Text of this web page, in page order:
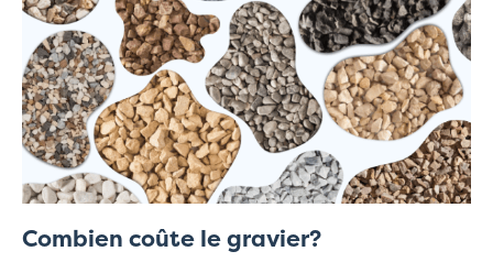
Combien coûte le gravier?